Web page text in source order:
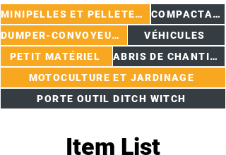
MINIPELLES ET PELLETEUSES
COMPACTAGE
DUMPER-CONVOYEURS
VÉHICULES
PETIT MATÉRIEL
ABRIS DE CHANTIER
MOTOCULTURE ET JARDINAGE
PORTE OUTIL DITCH WITCH
Item List